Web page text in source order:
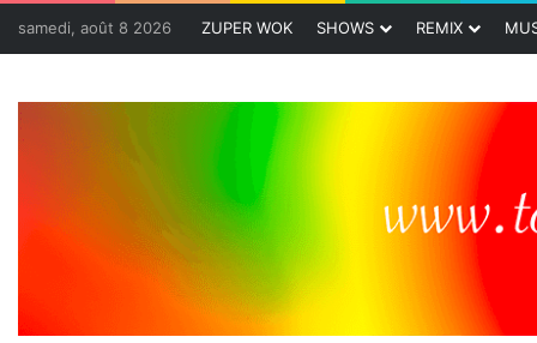
samedi, août 8 2026 ZUPER WOK SHOWS REMIX